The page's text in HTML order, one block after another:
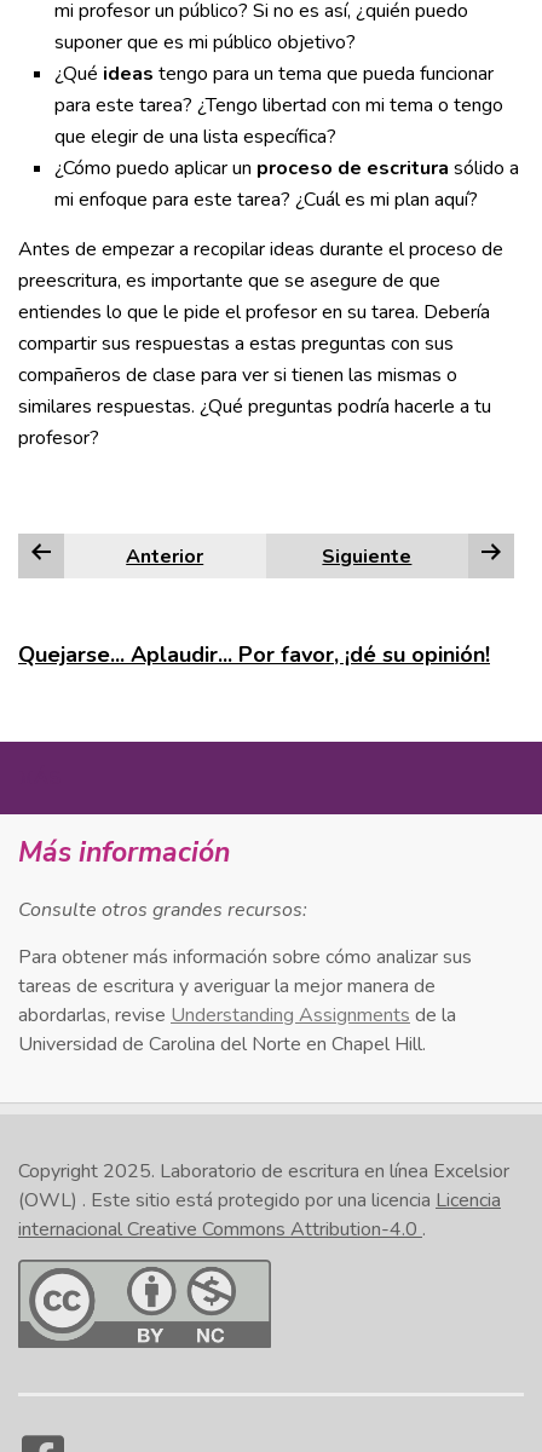
mi profesor un público? Si no es así, ¿quién puedo
suponer que es mi público objetivo?
¿Qué ideas tengo para un tema que pueda funcionar
para este tarea? ¿Tengo libertad con mi tema o tengo
que elegir de una lista específica?
¿Cómo puedo aplicar un proceso de escritura sólido a
mi enfoque para este tarea? ¿Cuál es mi plan aquí?
Antes de empezar a recopilar ideas durante el proceso de
preescritura, es importante que se asegure de que
entiendes lo que le pide el profesor en su tarea. Debería
compartir sus respuestas a estas preguntas con sus
compañeros de clase para ver si tienen las mismas o
similares respuestas. ¿Qué preguntas podría hacerle a tu
profesor?
Anterior Siguiente
Quejarse... Aplaudir... Por favor, ¡dé su opinión!
Más información
Consulte otros grandes recursos:
Para obtener más información sobre cómo analizar sus
tareas de escritura y averiguar la mejor manera de
abordarlas, revise Understanding Assignments de la
Universidad de Carolina del Norte en Chapel Hill.
Copyright 2025. Laboratorio de escritura en línea Excelsior
(OWL) . Este sitio está protegido por una licencia Licencia
internacional Creative Commons Attribution-4.0 .